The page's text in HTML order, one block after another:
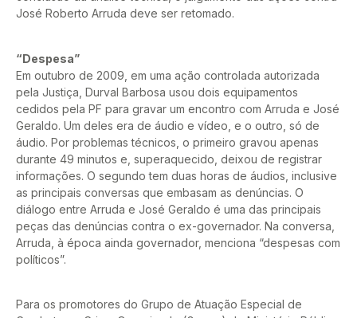
José Roberto Arruda deve ser retomado.
“Despesa”
Em outubro de 2009, em uma ação controlada autorizada
pela Justiça, Durval Barbosa usou dois equipamentos
cedidos pela PF para gravar um encontro com Arruda e José
Geraldo. Um deles era de áudio e vídeo, e o outro, só de
áudio. Por problemas técnicos, o primeiro gravou apenas
durante 49 minutos e, superaquecido, deixou de registrar
informações. O segundo tem duas horas de áudios, inclusive
as principais conversas que embasam as denúncias. O
diálogo entre Arruda e José Geraldo é uma das principais
peças das denúncias contra o ex-governador. Na conversa,
Arruda, à época ainda governador, menciona “despesas com
políticos”.
Para os promotores do Grupo de Atuação Especial de